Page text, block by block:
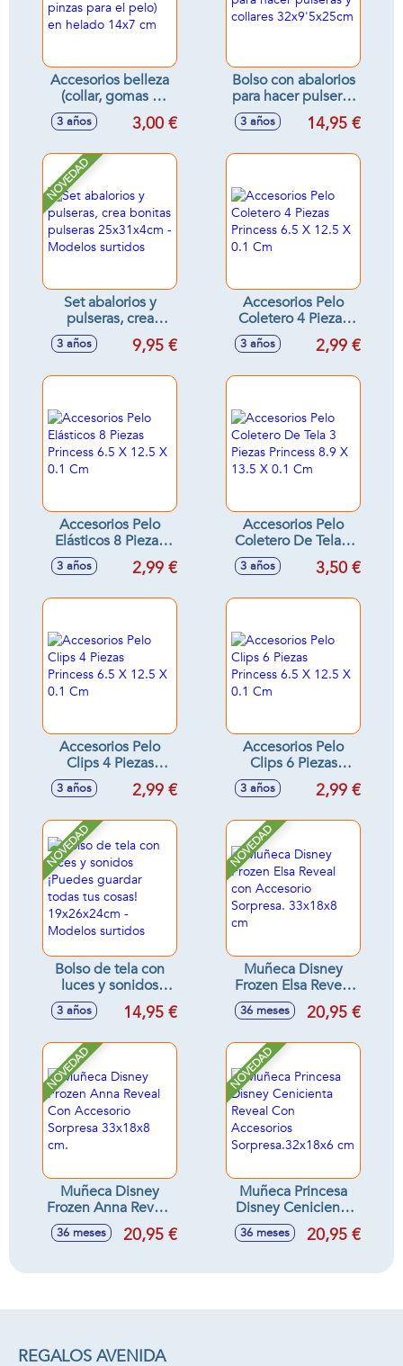
Accesorios belleza
(collar, gomas y
pinzas para el pelo)
en helado 14x7 cm
3 años 3,00 €
Bolso con abalorios
para hacer pulseras
y collares
32x9'5x25cm
3 años 14,95 €
NOVEDAD
Set abalorios y
pulseras, crea
bonitas pulseras
25x31x4cm -
3 años 9,95 €
Accesorios Pelo
Coletero 4 Piezas
Princess 6.5 X 12.5
X 0.1 Cm
3 años 2,99 €
Accesorios Pelo
Elásticos 8 Piezas
Princess 6.5 X 12.5
X 0.1 Cm
3 años 2,99 €
Accesorios Pelo
Coletero De Tela 3
Piezas Princess 8.9
X 13.5 X 0.1 Cm
3 años 3,50 €
Accesorios Pelo
Clips 4 Piezas
Princess 6.5 X 12.5
X 0.1 Cm
3 años 2,99 €
Accesorios Pelo
Clips 6 Piezas
Princess 6.5 X 12.5
X 0.1 Cm
3 años 2,99 €
NOVEDAD
Bolso de tela con
luces y sonidos
¡Puedes guardar
todas tus cosas!
Modelos surtidos
3 años 14,95 €
NOVEDAD
Muñeca Disney
Frozen Elsa Reveal
con Accesorio
Sorpresa. 33x18x8
36 meses 20,95 €
NOVEDAD
Muñeca Disney
Frozen Anna Reveal
Con Accesorio
Sorpresa 33x18x8
36 meses 20,95 €
NOVEDAD
Muñeca Princesa
Disney Cenicienta
Reveal Con
Accesorios
cm
36 meses 20,95 €
REGALOS AVENIDA